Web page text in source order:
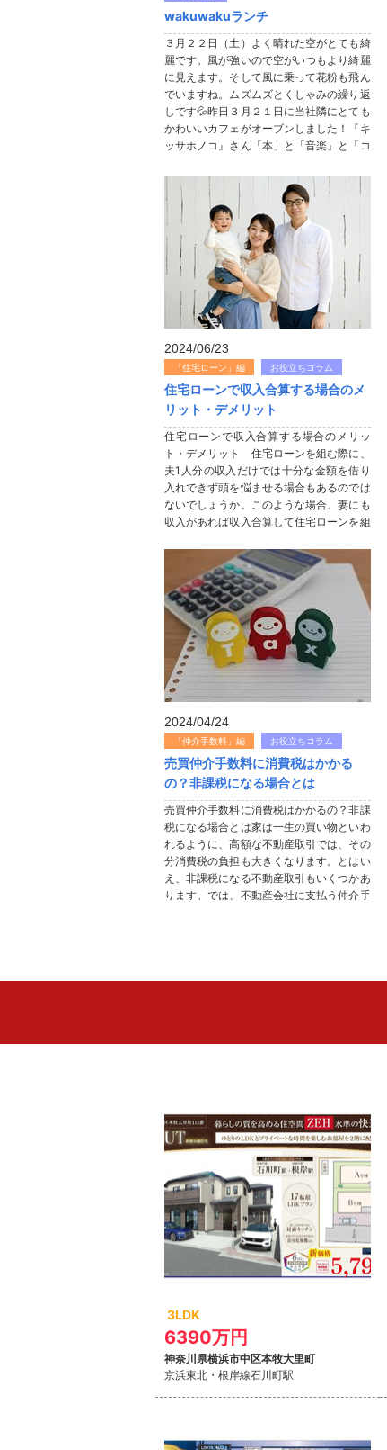
wakuwakuランチ
３月２２日（土）よく晴れた空がとても綺
麗です。風が強いので空がいつもより綺麗
に見えます。そして風に乗って花粉も飛ん
でいますね。ムズムズとくしゃみの繰り返
しです💦昨日３月２１日に当社隣にとても
かわいいカフェがオーブンしました！『キ
ッサホノコ』さん「本」と「音楽」と「コ
2024/06/23
「住宅ローン」編 お役立ちコラム
住宅ローンで収入合算する場合のメ
リット・デメリット
住宅ローンで収入合算する場合のメリッ
ト・デメリット 住宅ローンを組む際に、
夫1人分の収入だけでは十分な金額を借り
入れできず頭を悩ませる場合もあるのでは
ないでしょうか。このような場合、妻にも
収入があれば収入合算して住宅ローンを組
とが可能です。収入合算の方法には種類...
2024/04/24
「仲介手数料」編 お役立ちコラム
売買仲介手数料に消費税はかかる
の？非課税になる場合とは
売買仲介手数料に消費税はかかるの？非課
税になる場合とは家は一生の買い物といわ
れるように、高額な不動産取引では、その
分消費税の負担も大きくなります。とはい
え、非課税になる不動産取引もいくつかあ
ります。では、不動産会社に支払う仲介手
3LDK
6390万円
神奈川県横浜市中区本牧大里町
京浜東北・根岸線石川町駅